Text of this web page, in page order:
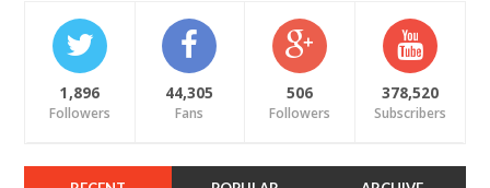
1,896
Followers
44,305
Fans
506
Followers
378,520
Subscribers